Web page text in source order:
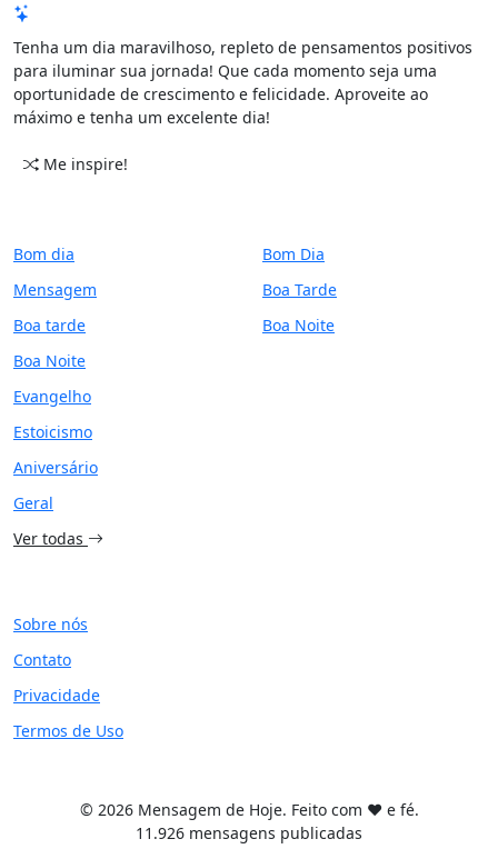
Tenha um dia maravilhoso, repleto de pensamentos positivos
para iluminar sua jornada! Que cada momento seja uma
oportunidade de crescimento e felicidade. Aproveite ao
máximo e tenha um excelente dia!
Me inspire!
Bom dia
Mensagem
Boa tarde
Boa Noite
Evangelho
Estoicismo
Aniversário
Geral
Ver todas
Bom Dia
Boa Tarde
Boa Noite
Sobre nós
Contato
Privacidade
Termos de Uso
© 2026 Mensagem de Hoje. Feito com ❤️ e fé.
11.926 mensagens publicadas